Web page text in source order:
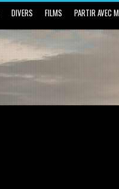
DIVERS FILMS PARTIR AVEC